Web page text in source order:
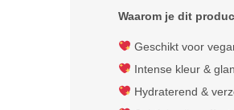
Waarom je dit
Geschikt voor
Intense kleur &
Hydraterend &